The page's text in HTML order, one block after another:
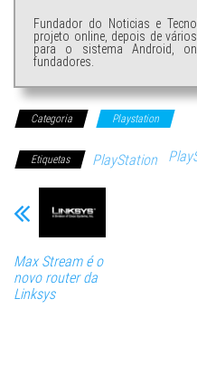
Fundador do Noticias e
projeto online, depois de
para o sistema Android,
fundadores.
Categoria Playstation
Etiquetas PlayStation
Max Stream é o
novo router da
Linksys